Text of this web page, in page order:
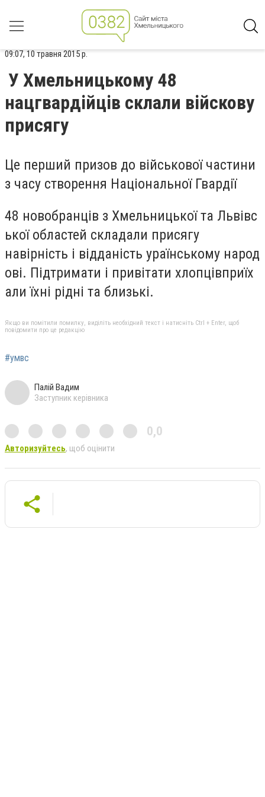
09:07, 10 травня 2015 р.
У Хмельницькому 48
нацгвардійців склали війскову
присягу
Це перший призов до військової частини
з часу створення Національної Гвардії
48 новобранців з Хмельницької та Львівс
ької областей складали присягу
навірність і відданість ураїнському народ
ові. Підтримати і привітати хлопцівприїх
али їхні рідні та близькі.
Якщо ви помітили помилку, виділіть необхідний текст і натисніть Ctrl + Enter, щоб
повідомити про це редакцію
#умвс
Палій Вадим
Заступник керівника
0,0
Авторизуйтесь, щоб оцінити